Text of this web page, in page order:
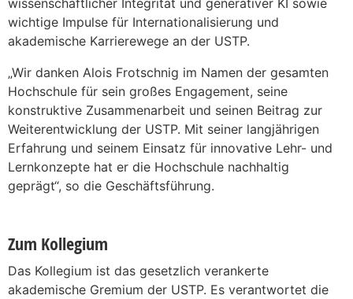
wichtige Impulse für Internationalisierung und
akademische Karrierewege an der USTP.
„Wir danken Alois Frotschnig im Namen der gesamten
Hochschule für sein großes Engagement, seine
konstruktive Zusammenarbeit und seinen Beitrag zur
Weiterentwicklung der USTP. Mit seiner langjährigen
Erfahrung und seinem Einsatz für innovative Lehr- und
Lernkonzepte hat er die Hochschule nachhaltig
geprägt“, so die Geschäftsführung.
Zum Kollegium
Das Kollegium ist das gesetzlich verankerte
akademische Gremium der USTP. Es verantwortet die